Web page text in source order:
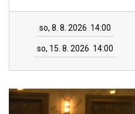
so, 8. 8. 2026 14:00
so, 15. 8. 2026 14:00